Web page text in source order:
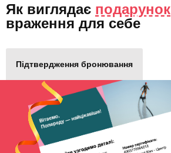
Як виглядає подарунок
враження для себе
Підтвердження бронювання